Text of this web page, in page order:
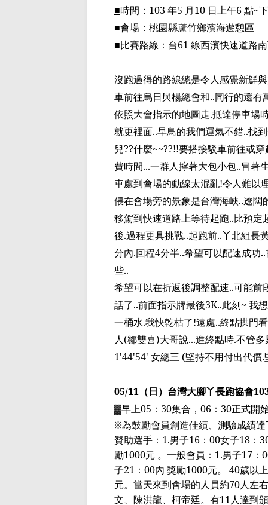
■時間： 103 年5 月10 日上午6 點~
■會場：桃園縣蘆竹鄉濱海遊憩區
■比賽路線：台61 線西濱快速道路
沒跑過得的路線總是令人感覺新鮮
車前往烏日與楊總會和..同行的還有
依照大會指示的地圖走.抵達停車場
就更裡面..早鳥的我們運氣不錯..找
兒??什麼~~??!!要搭接駁車前往或
費時間...一群人擰著大包小包..冒著
車處到會場的動線太混亂!令人難以
偎在會場旁的景象是台灣海峽..遼闊
移駕到快速道路上等待起跑..比預定
後.過程更具挑戰..起跑前..丫北組長
分內.回程4分半..希望可以配速成功..
些..
希望可以在折返後調整配速..可能前
話了..前面指示牌最後3K..此刻~ 我
一桶水.我快乾枯了!遠處..終點拱門
人(鄒雙喜)大哥說...進終點時.不管多
1'44'54' 女總三 (堅持不用付出代價.
05/11 （日）台灣大腳丫長跑協會
▓早上05 ： 30集合， 06 ： 30正式開
※為鼓勵會員創造佳績、測驗成績
贊助選手： 1.男子16 ： 00女子18 ：
勵1000元 。一般會員： 1.男子17 ：
子21 ： 00內 獎勵1000元。 40歲以
元。當天來到會場的人員約70人左
文、陳洪龍、柯帝廷。有11人達到